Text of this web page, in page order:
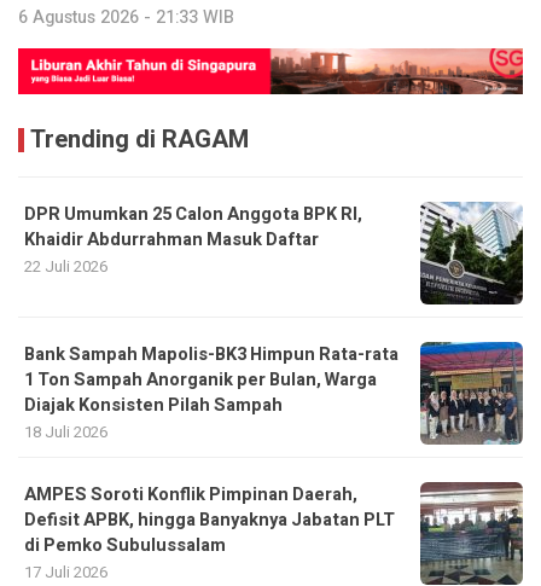
6 Agustus 2026 - 21:33 WIB
Trending di RAGAM
DPR Umumkan 25 Calon Anggota BPK RI,
Khaidir Abdurrahman Masuk Daftar
22 Juli 2026
Bank Sampah Mapolis-BK3 Himpun Rata-rata
1 Ton Sampah Anorganik per Bulan, Warga
Diajak Konsisten Pilah Sampah
18 Juli 2026
AMPES Soroti Konflik Pimpinan Daerah,
Defisit APBK, hingga Banyaknya Jabatan PLT
di Pemko Subulussalam
17 Juli 2026